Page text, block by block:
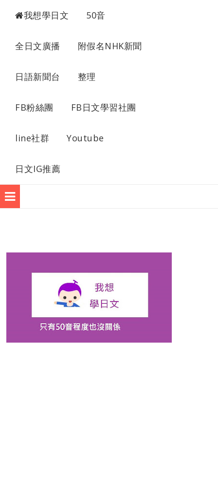
我想學日文 50音
全日文廣播 附假名NHK新聞
日語新聞台 整理
FB粉絲團 FB日文學習社團
line社群 Youtube
日文IG推薦